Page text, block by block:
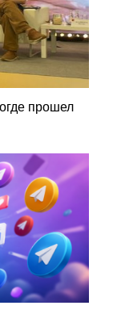
прошел